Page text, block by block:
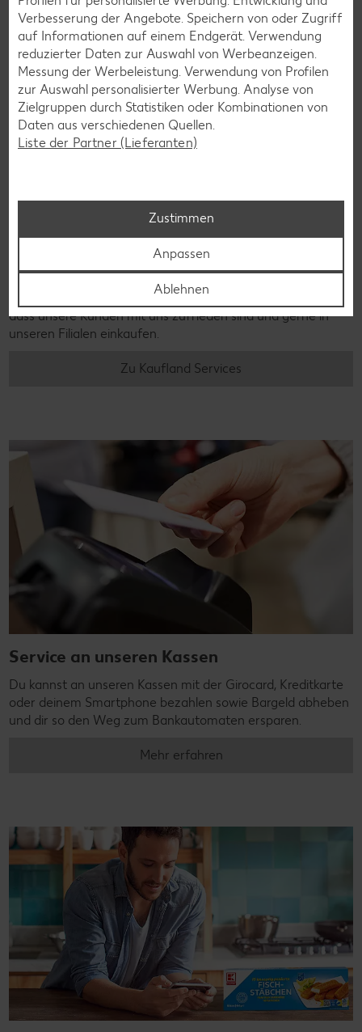
Kaufland Services
Kundenservice steht für uns an erster Stelle: Wir möchten,
dass unsere Kunden mit uns zufrieden sind und gerne in
unseren Filialen einkaufen.
Zu Kaufland Services
Service an unseren Kassen
Du kannst an unseren Kassen mit der Girocard, Kreditkarte
oder deinem Smartphone bezahlen sowie Bargeld abheben
und dir so den Weg zum Bankautomaten ersparen.
Mehr erfahren
Verbesserung der Angebote. Speichern von oder Zugriff
auf Informationen auf einem Endgerät. Verwendung
reduzierter Daten zur Auswahl von Werbeanzeigen.
Messung der Werbeleistung. Verwendung von Profilen
zur Auswahl personalisierter Werbung. Analyse von
Zielgruppen durch Statistiken oder Kombinationen von
Daten aus verschiedenen Quellen.
Liste der Partner (Lieferanten)
Zustimmen
Anpassen
Ablehnen